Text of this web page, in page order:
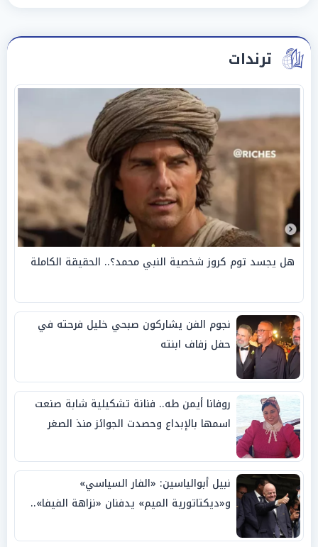
ترندات
هل يجسد توم كروز شخصية النبي محمد؟.. الحقيقة الكاملة
نجوم الفن يشاركون صبحي خليل فرحته في
حفل زفاف ابنته
روفانا أيمن طه.. فنانة تشكيلية شابة صنعت
اسمها بالإبداع وحصدت الجوائز منذ الصغر
نبيل أبوالياسين: «الفار السياسي»
و«ديكتاتورية الميم» يدفنان «نزاهة الفيفا»..